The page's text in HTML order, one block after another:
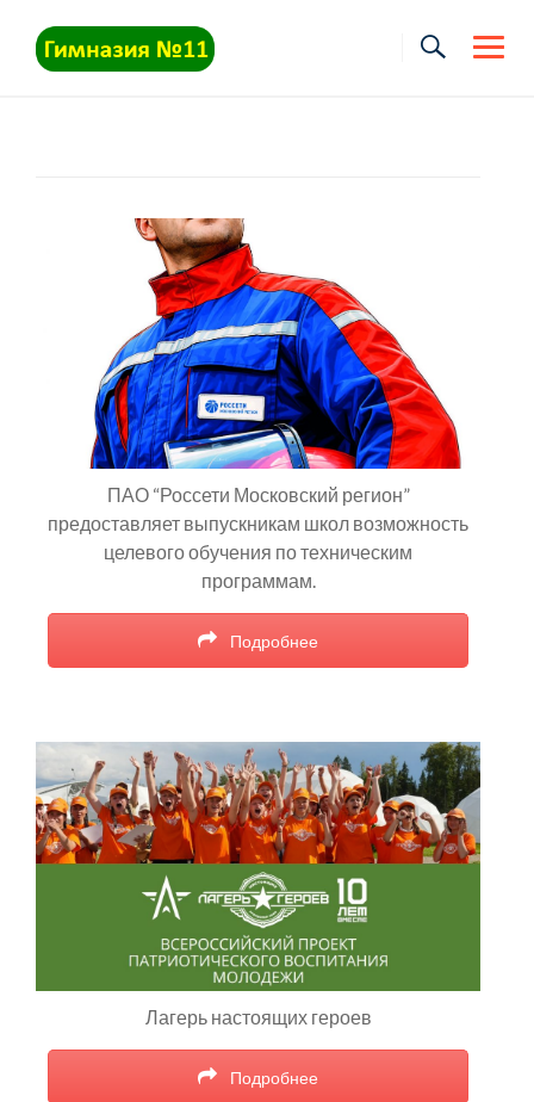
content
ПАО “Россети Московский регион”
предоставляет выпускникам школ возможность
целевого обучения по техническим
программам.
Подробнее
Лагерь настоящих героев
Подробнее